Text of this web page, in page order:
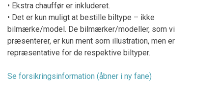
• Ekstra chauffør er inkluderet.
• Det er kun muligt at bestille biltype – ikke
bilmærke/model. De bilmærker/modeller, som vi
præsenterer, er kun ment som illustration, men er
repræsentative for de respektive biltyper.
Se forsikringsinformation (åbner i ny fane)